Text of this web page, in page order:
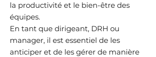
la productivité et le bien-être des
équipes.
En tant que dirigeant, DRH ou
manager, il est essentiel de les
anticiper et de les gérer de manière